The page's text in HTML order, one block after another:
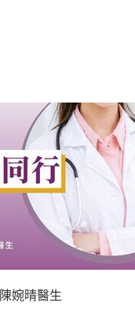
陳婉晴醫生